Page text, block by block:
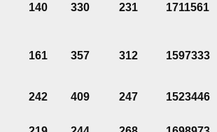
140 330 231 1711561
161 357 312 1597333
242 409 247 1523446